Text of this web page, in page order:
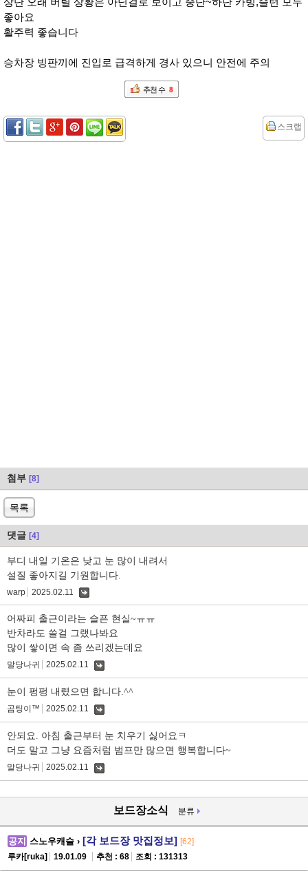
좋아요
활주력 좋습니다
승차장 빙판끼에 진입로 급격하게 경사 있으니 안전에 주의
추천 수 8
스크랩
첨부 [8]
목록
댓글 [4]
부디 내일 기온은 낮고 눈 많이 내려서
설질 좋아지길 기원합니다.
warp 2025.02.11
어짜피 출근이라는 슬픈 현실~ㅠㅠ
반차라도 쓸걸 그랬나봐요
많이 쌓이면 속 좀 쓰리겠는데요
말당나귀 2025.02.11
눈이 펑펑 내렸으면 합니다.^^
곰팅이™ 2025.02.11
안되요. 아침 출근부터 눈 치우기 싫어요ㅋ
더도 말고 그냥 요즘처럼 범프만 많으면 행복합니다~
말당나귀 2025.02.11
보드장소식 분류
공지 스노우캐슬 › [각 보드장 맛집정보] [62]
루카[ruka]
19.01.09 추천 : 68 조회 : 131313